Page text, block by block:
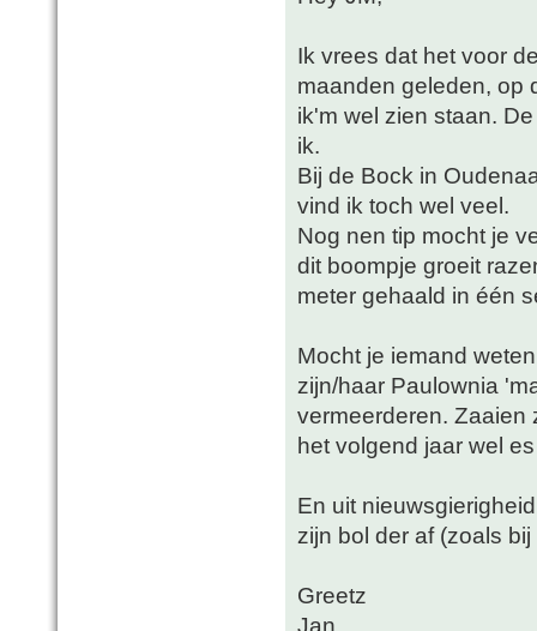
Ik vrees dat het voor
maanden geleden, op
ik'm wel zien staan.
ik.
Bij de Bock in
vind ik toch wel veel.
Nog nen tip mocht je
dit boompje groeit
meter gehaald in één
Mocht je iemand
zijn/haar Paulownia
vermeerderen. Zaaien
het volgend jaar wel
En uit
zijn bol der af (zoals
Greetz
Jan